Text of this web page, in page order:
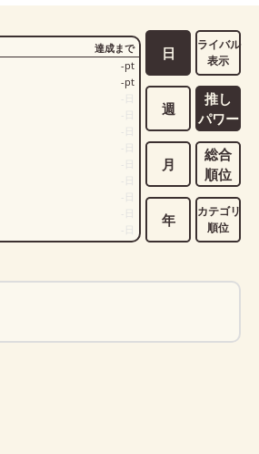
達成まで
-pt
-pt
日
日
日
日
日
日
日
日
日
日
週
月
年
ライバル
表示
推し
パワー
総合
順位
カテゴリ
順位